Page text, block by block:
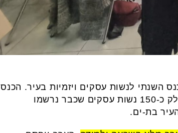
השנתי לנשות עסקים ויזמיות בעיר. הכנס
המיוחד יוקדש כולו ליזמות, השראה וחיבורים עסקיים. השנה צפויות לקחת חלק כ-150 נשות עסקים שכבר נרשמו
בת-ים.